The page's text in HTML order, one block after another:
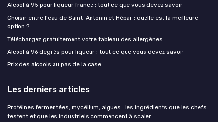
Alcool à 95 pour liqueur france : tout ce que vous devez savoir
Choisir entre l'eau de Saint-Antonin et Hépar : quelle est la meilleure
option ?
Téléchargez gratuitement votre tableau des allergènes
Alcool à 96 degrés pour liqueur : tout ce que vous devez savoir
Prix des alcools au pas de la case
Les derniers articles
Protéines fermentées, mycélium, algues : les ingrédients que les chefs
testent et que les industriels commencent à scaler